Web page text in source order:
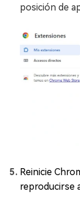
posición de
Reinicie
reproducirse